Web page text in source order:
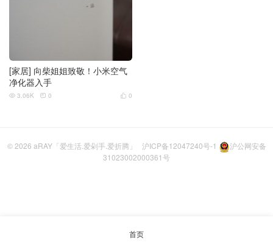
[家居] 向柴姐姐致敬！小米空气
净化器入手
 0
 3.06K  0
© 2026 aRAY「爱生活.爱剁手.爱折腾」 沪ICP备12047240号-1
沪公网安备
31023002000361号
首页